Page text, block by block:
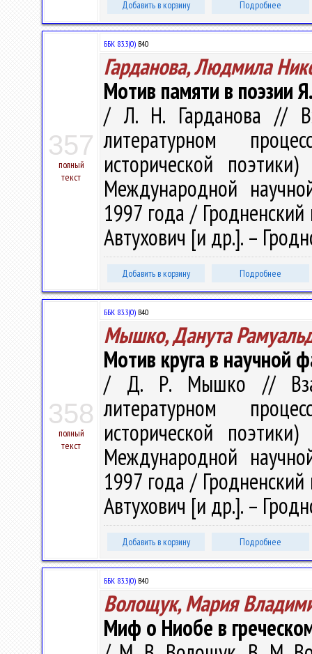
Добавить в корзину Подробнее
357
полный
текст
ББК 83.3(0) В40
Гарданова, Людмила
Мотив памяти в поэзии
/ Л. Н. Гарданова //
литературном
исторической
Международной
1997 года /
Автухович [и др.]. –
Добавить в корзину Подробнее
358
полный
текст
ББК 83.3(0) В40
Мышко, Данута
Мотив круга в научной
/ Д. Р. Мышко //
литературном
исторической
Международной
1997 года /
Автухович [и др.]. –
Добавить в корзину Подробнее
ББК 83.3(0) В40
Волощук, Мария
Миф о Ниобе в